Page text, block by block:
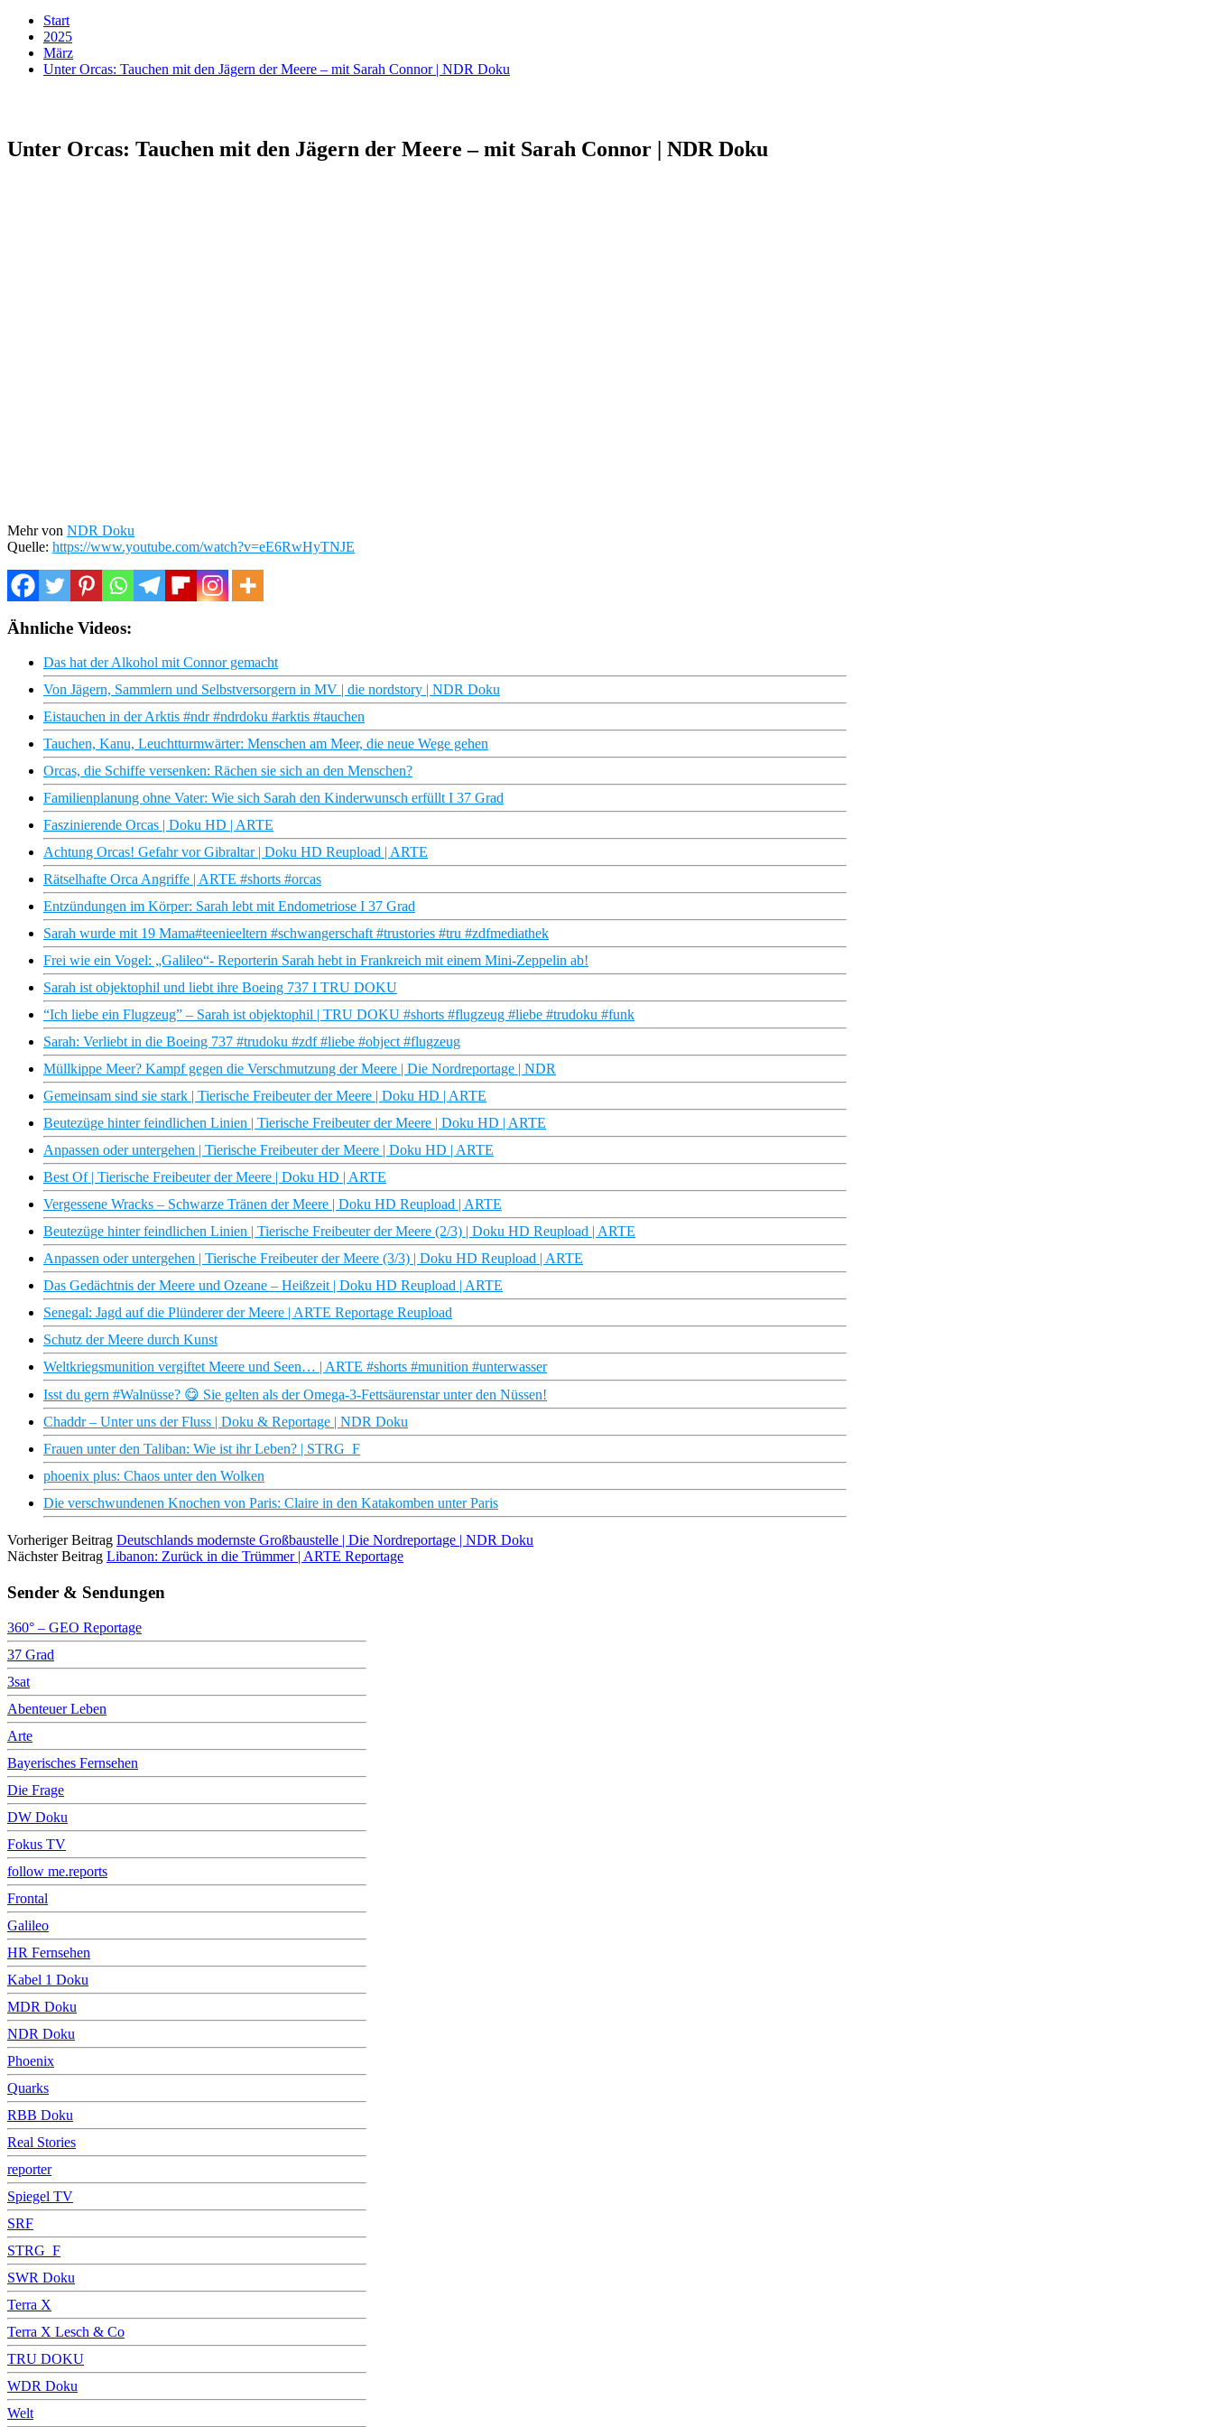
Start
2025
März
Unter Orcas: Tauchen mit den Jägern der Meere – mit Sarah Connor | NDR Doku
Unter Orcas: Tauchen mit den Jägern der Meere – mit Sarah Connor | NDR Doku
Mehr von NDR Doku
Quelle: https://www.youtube.com/watch?v=eE6RwHyTNJE
Ähnliche Videos:
Das hat der Alkohol mit Connor gemacht
Von Jägern, Sammlern und Selbstversorgern in MV | die nordstory | NDR Doku
Eistauchen in der Arktis #ndr #ndrdoku #arktis #tauchen
Tauchen, Kanu, Leuchtturmwärter: Menschen am Meer, die neue Wege gehen
Orcas, die Schiffe versenken: Rächen sie sich an den Menschen?
Familienplanung ohne Vater: Wie sich Sarah den Kinderwunsch erfüllt I 37 Grad
Faszinierende Orcas | Doku HD | ARTE
Achtung Orcas! Gefahr vor Gibraltar | Doku HD Reupload | ARTE
Rätselhafte Orca Angriffe | ARTE #shorts #orcas
Entzündungen im Körper: Sarah lebt mit Endometriose I 37 Grad
Sarah wurde mit 19 Mama#teenieeltern #schwangerschaft #trustories #tru #zdfmediathek
Frei wie ein Vogel: „Galileo“- Reporterin Sarah hebt in Frankreich mit einem Mini-Zeppelin ab!
Sarah ist objektophil und liebt ihre Boeing 737 I TRU DOKU
“Ich liebe ein Flugzeug” – Sarah ist objektophil | TRU DOKU #shorts #flugzeug #liebe #trudoku #funk
Sarah: Verliebt in die Boeing 737 #trudoku #zdf #liebe #object #flugzeug
Müllkippe Meer? Kampf gegen die Verschmutzung der Meere | Die Nordreportage | NDR
Gemeinsam sind sie stark | Tierische Freibeuter der Meere | Doku HD | ARTE
Beutezüge hinter feindlichen Linien | Tierische Freibeuter der Meere | Doku HD | ARTE
Anpassen oder untergehen | Tierische Freibeuter der Meere | Doku HD | ARTE
Best Of | Tierische Freibeuter der Meere | Doku HD | ARTE
Vergessene Wracks – Schwarze Tränen der Meere | Doku HD Reupload | ARTE
Beutezüge hinter feindlichen Linien | Tierische Freibeuter der Meere (2/3) | Doku HD Reupload | ARTE
Anpassen oder untergehen | Tierische Freibeuter der Meere (3/3) | Doku HD Reupload | ARTE
Das Gedächtnis der Meere und Ozeane – Heißzeit | Doku HD Reupload | ARTE
Senegal: Jagd auf die Plünderer der Meere | ARTE Reportage Reupload
Schutz der Meere durch Kunst
Weltkriegsmunition vergiftet Meere und Seen… | ARTE #shorts #munition #unterwasser
Isst du gern #Walnüsse? 😋 Sie gelten als der Omega-3-Fettsäurenstar unter den Nüssen!
Chaddr – Unter uns der Fluss | Doku & Reportage | NDR Doku
Frauen unter den Taliban: Wie ist ihr Leben? | STRG_F
phoenix plus: Chaos unter den Wolken
Die verschwundenen Knochen von Paris: Claire in den Katakomben unter Paris
Vorheriger Beitrag Deutschlands modernste Großbaustelle | Die Nordreportage | NDR Doku
Nächster Beitrag Libanon: Zurück in die Trümmer | ARTE Reportage
Sender & Sendungen
360° – GEO Reportage
37 Grad
3sat
Abenteuer Leben
Arte
Bayerisches Fernsehen
Die Frage
DW Doku
Fokus TV
follow me.reports
Frontal
Galileo
HR Fernsehen
Kabel 1 Doku
MDR Doku
NDR Doku
Phoenix
Quarks
RBB Doku
Real Stories
reporter
Spiegel TV
SRF
STRG_F
SWR Doku
Terra X
Terra X Lesch & Co
TRU DOKU
WDR Doku
Welt